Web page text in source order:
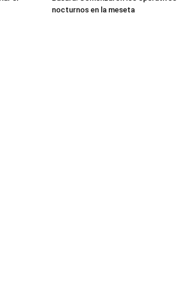
nocturnos en la meseta